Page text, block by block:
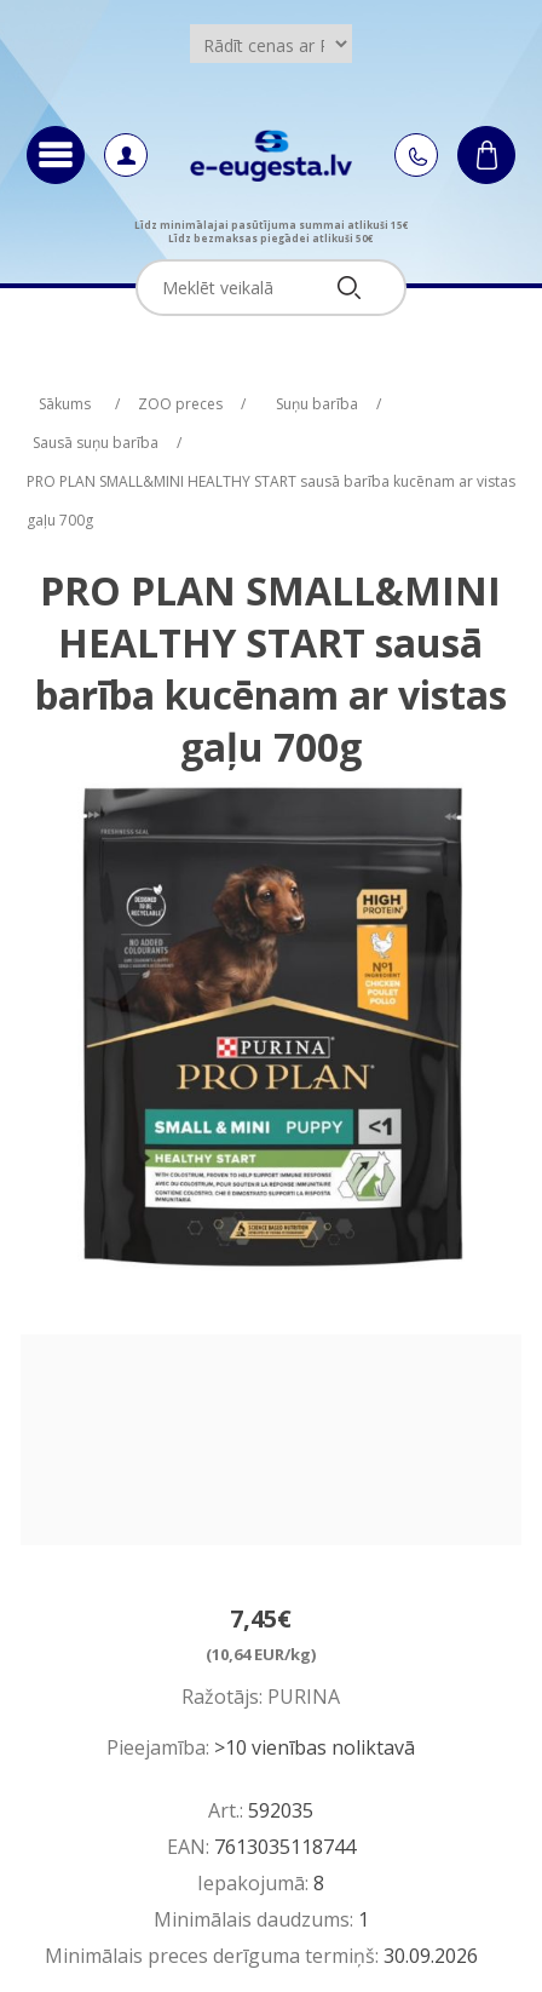
Līdz minimālajai pasūtījuma summai atlikuši 15€
Līdz bezmaksas piegādei atlikuši 50€
Sākums / ZOO preces / Suņu barība
/
Sausā suņu barība
/
PRO PLAN SMALL&MINI HEALTHY START sausā barība kucēnam ar vistas
gaļu 700g
PRO PLAN SMALL&MINI
HEALTHY START sausā
barība kucēnam ar vistas
gaļu 700g
7,45€
(10,64 EUR/kg)
Ražotājs: PURINA
Pieejamība: >10 vienības noliktavā
Art.: 592035
EAN: 7613035118744
Iepakojumā:8
Minimālais daudzums: 1
Minimālais preces derīguma termiņš: 30.09.2026